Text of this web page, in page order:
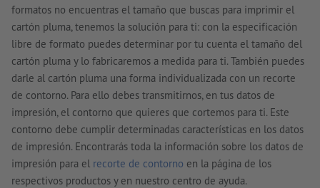
formatos no encuentras el tamaño que buscas para imprimir el
cartón pluma, tenemos la solución para ti: con la especificación
libre de formato puedes determinar por tu cuenta el tamaño del
cartón pluma y lo fabricaremos a medida para ti. También puedes
darle al cartón pluma una forma individualizada con un recorte
de contorno. Para ello debes transmitirnos, en tus datos de
impresión, el contorno que quieres que cortemos para ti. Este
contorno debe cumplir determinadas características en los datos
de impresión. Encontrarás toda la información sobre los datos de
impresión para el recorte de contorno en la página de los
respectivos productos y en nuestro centro de ayuda.